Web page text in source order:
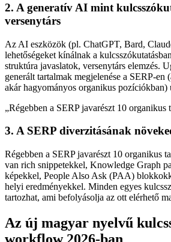
2. A generatív AI mint
versenytárs
Az AI eszközök (pl. ChatGPT, Bard,
lehetőségeket kínálnak a
struktúra javaslatok, versenytárs elemzés.
generált tartalmak megjelenése a SERP-en
akár hagyományos organikus pozíciókban)
„Régebben a SERP javarészt 10 organikus
3. A SERP diverzitásának
Régebben a SERP javarészt 10 organikus
van rich snippetekkel, Knowledge Graph
képekkel, People Also Ask (PAA)
helyi eredményekkel. Minden egyes
tartozhat, ami befolyásolja az ott elérhető
Az új magyar nyelvű